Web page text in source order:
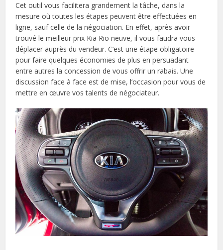
Cet outil vous facilitera grandement la tâche, dans la
mesure où toutes les étapes peuvent être effectuées en
ligne, sauf celle de la négociation. En effet, après avoir
trouvé le meilleur prix Kia Rio neuve, il vous faudra vous
déplacer auprès du vendeur. C’est une étape obligatoire
pour faire quelques économies de plus en persuadant
entre autres la concession de vous offrir un rabais. Une
discussion face à face est de mise, l’occasion pour vous de
mettre en œuvre vos talents de négociateur.